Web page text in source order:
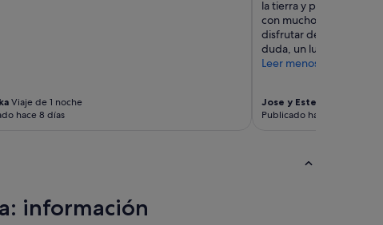
Viaje de 1 noche
hace 8 días
la tierra y por los
con mucho encanto,
disfrutar de Galicia en
duda, un lugar al que
Leer menos
Jose y Estefi
Publicado hace 11 días
información